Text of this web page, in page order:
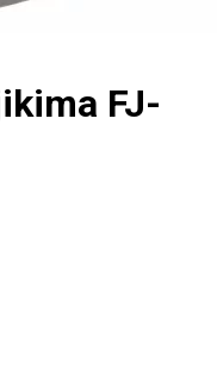
FJ-